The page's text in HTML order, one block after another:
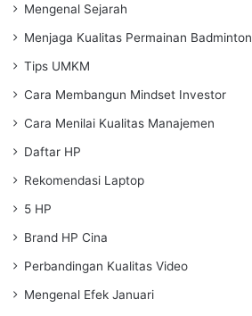
Mengenal Sejarah
Menjaga Kualitas Permainan Badminton
Tips UMKM
Cara Membangun Mindset Investor
Cara Menilai Kualitas Manajemen
Daftar HP
Rekomendasi Laptop
5 HP
Brand HP Cina
Perbandingan Kualitas Video
Mengenal Efek Januari